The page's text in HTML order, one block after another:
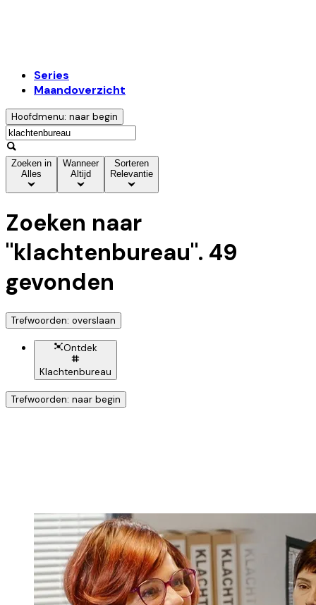
Series
Maandoverzicht
Hoofdmenu: naar begin
Zoeken in
Alles
Wanneer
Altijd
Sorteren
Relevantie
Zoeken naar
"klachtenbureau". 49
gevonden
Trefwoorden: overslaan
Ontdek
Klachtenbureau
Trefwoorden: naar begin